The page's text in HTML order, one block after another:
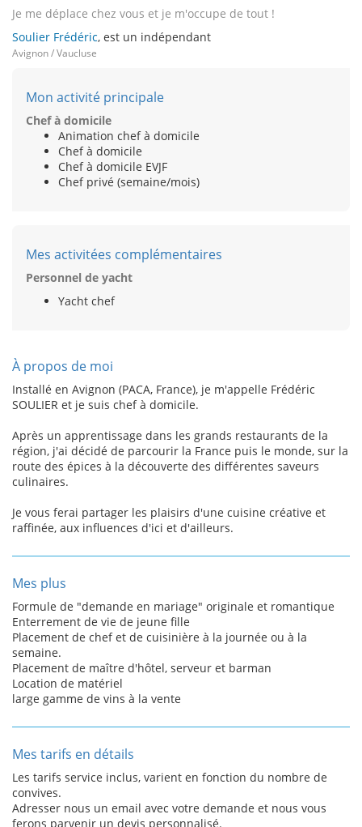
Je me déplace chez vous et je m'occupe de tout !
Soulier Frédéric, est un indépendant
Avignon / Vaucluse
Mon activité principale
Chef à domicile
Animation chef à domicile
Chef à domicile
Chef à domicile EVJF
Chef privé (semaine/mois)
Mes activitées complémentaires
Personnel de yacht
Yacht chef
À propos de moi
Installé en Avignon (PACA, France), je m'appelle Frédéric
SOULIER et je suis chef à domicile.
Après un apprentissage dans les grands restaurants de la
région, j'ai décidé de parcourir la France puis le monde, sur la
route des épices à la découverte des différentes saveurs
culinaires.
Je vous ferai partager les plaisirs d'une cuisine créative et
raffinée, aux influences d'ici et d'ailleurs.
Mes plus
Formule de "demande en mariage" originale et romantique
Enterrement de vie de jeune fille
Placement de chef et de cuisinière à la journée ou à la
semaine.
Placement de maître d'hôtel, serveur et barman
Location de matériel
large gamme de vins à la vente
Mes tarifs en détails
Les tarifs service inclus, varient en fonction du nombre de
convives.
Adresser nous un email avec votre demande et nous vous
ferons parvenir un devis personnalisé.